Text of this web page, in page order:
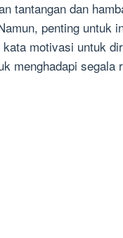
tantangan dan
penting untuk
motivasi untuk
menghadapi segala